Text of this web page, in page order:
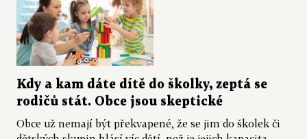
Kdy a kam dáte dítě do školky, zeptá se
rodičů stát. Obce jsou skeptické
Obce už nemají být překvapené, že se jim do školek či